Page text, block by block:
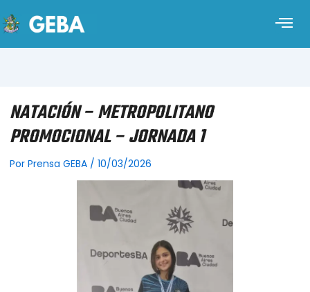
NATACIÓN – METROPOLITANO
PROMOCIONAL – JORNADA 1
Por Prensa GEBA / 10/03/2026